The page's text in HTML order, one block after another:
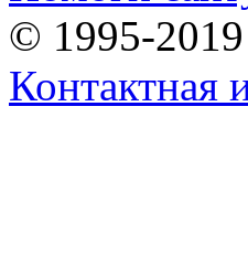
© 1995-
Контактная